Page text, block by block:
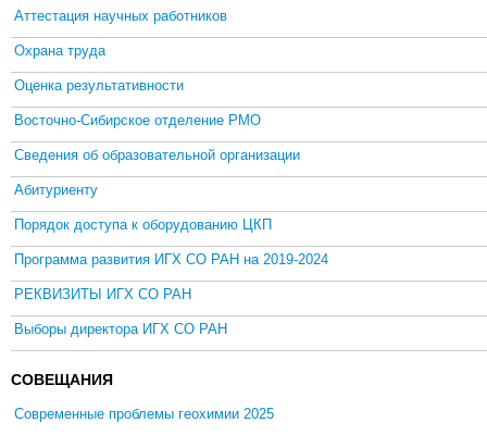
Аттестация научных работников
Охрана труда
Оценка результативности
Восточно-Сибирское отделение РМО
Сведения об образовательной организации
Абитуриенту
Порядок доступа к оборудованию ЦКП
Программа развития ИГХ СО РАН на 2019-2024
РЕКВИЗИТЫ ИГХ СО РАН
Выборы директора ИГХ СО РАН
СОВЕЩАНИЯ
Современные проблемы геохимии 2025